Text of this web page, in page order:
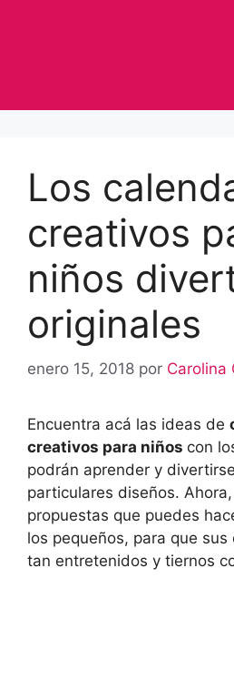
Los
creativos
niños
originales
enero 15, 2018 por Carolina
Encuentra acá las ideas de
creativos para niños con
podrán aprender y
particulares diseños.
propuestas que puedes
los pequeños, para que sus
tan entretenidos y tiernos